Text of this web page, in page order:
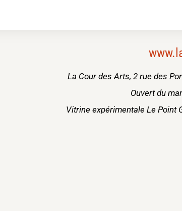
La Cour des Arts, 2 rue des
Ouvert du
Vitrine expérimentale Le Point